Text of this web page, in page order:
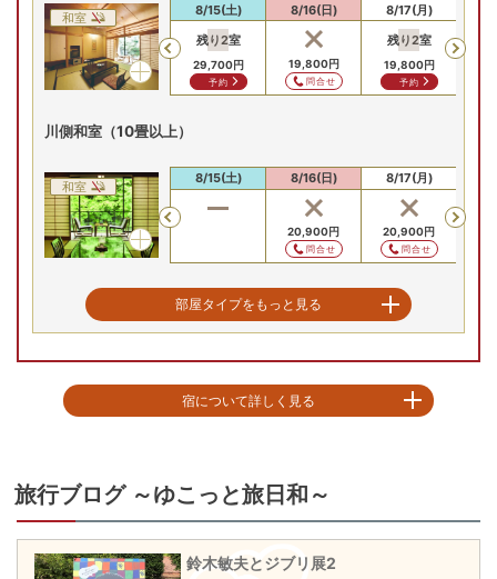
和室
Previous
8/13(木)
円
8/14(金)
29,700円
問合せ
8/15(土)
残り2室
29,700円
予約
8/16(日)
19,800円
問合せ
8/17(月)
残り2室
19,800円
予約
川側和室（10畳以上）
和室
Previous
8/13(木)
円
問合せ
8/14(金)
30,800円
問合せ
8/15(土) 8/16(日)
20,900円
問合せ
8/17(月)
20,900円
問合せ
新館和室2間（川側）
Previous
問合せ
24,200
問合せ
24,200 円
問合せ
部屋タイプをもっと見る
宿について詳しく見る
風呂も各所に点在している。それぞれ異なった趣を楽しみながら、四季折々
の山の景色と川の音、大自然を感じながらゆったり湯めぐりを楽しむことが
※全客室内Wi-Fi設置有　※「豊沢の湯」は半露天風呂のため、天候や気温によ
旅行ブログ ～ゆこっと旅日和～
鈴木敏夫とジブリ展2